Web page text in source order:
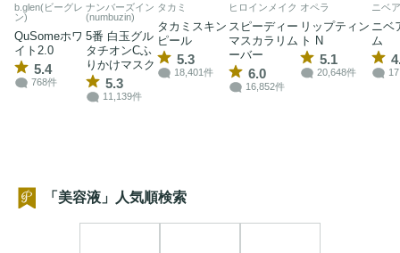
b.glen(ビーグレ
ン)
QuSomeホワ
イト2.0
5.4
768件
ナンバーズイン
(numbuzin)
5番 白玉グル
タチオンCふ
りかけマスク
5.3
11,139件
タカミ
タカミスキン
ピール
5.3
18,401件
ヒロインメイク
スピーディー
マスカラリム
ーバー
6.0
16,852件
オペラ
リップティン
ト N
5.1
20,648件
ニベア
ニベ
ム
「美容液」人気順検索